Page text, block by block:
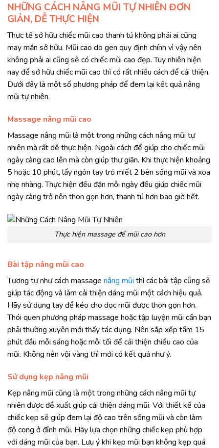
NHỮNG CÁCH NÂNG MŨI TỰ NHIÊN ĐƠN
GIẢN, DỄ THỰC HIỆN
Thực tế sở hữu chiếc mũi cao thanh tú không phải ai cũng
may mắn sở hữu. Mũi cao do gen quy định chính vì vậy nên
không phải ai cũng sẽ có chiếc mũi cao đẹp. Tuy nhiên hiện
nay để sở hữu chiếc mũi cao thì có rất nhiều cách để cải thiện.
Dưới đây là một số phương pháp để đem lại kết quả nâng
mũi tự nhiên.
Massage nâng mũi cao
Massage nâng mũi là một trong những cách nâng mũi tự
nhiên mà rất dễ thực hiện. Ngoài cách để giúp cho chiếc mũi
ngày càng cao lên mà còn giúp thư giãn. Khi thực hiện khoảng
5 hoặc 10 phút, lấy ngón tay trỏ miết 2 bên sống mũi và xoa
nhẹ nhàng. Thực hiện đều đặn mỗi ngày đều giúp chiếc mũi
ngày càng trở nên thon gọn hơn, thanh tú hơn bao giờ hết.
Thực hiện massage để mũi cao hơn
Bài tập nâng mũi cao
Tương tự như cách massage nâng mũi thì các bài tập cũng sẽ
giúp tác động và làm cải thiện dáng mũi một cách hiệu quả.
Hãy sử dụng tay để kéo cho dọc mũi được thon gọn hơn.
Thói quen phương pháp massage hoặc tập luyện mũi cần bạn
phải thường xuyên mới thấy tác dụng. Nên sắp xếp tầm 15
phút đầu mỗi sáng hoặc mỗi tối để cải thiện chiều cao của
mũi. Không nên vội vàng thì mới có kết quả như ý.
Sử dụng kẹp nâng mũi
Kẹp nâng mũi cũng là một trong những cách nâng mũi tự
nhiên được đề xuất giúp cải thiện dáng mũi. Với thiết kế của
chiếc kẹp sẽ giúp đem lại độ cao trên sống mũi và còn làm
độ cong ở đỉnh mũi. Hãy lựa chọn những chiếc kẹp phù hợp
với dáng mũi của bạn. Lưu ý khi kẹp mũi bạn không kẹp quá